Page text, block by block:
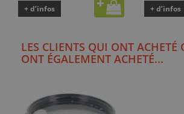
+ d’infos + d’infos
LES CLIENTS QUI ONT ACHETÉ
ONT ÉGALEMENT ACHETÉ...